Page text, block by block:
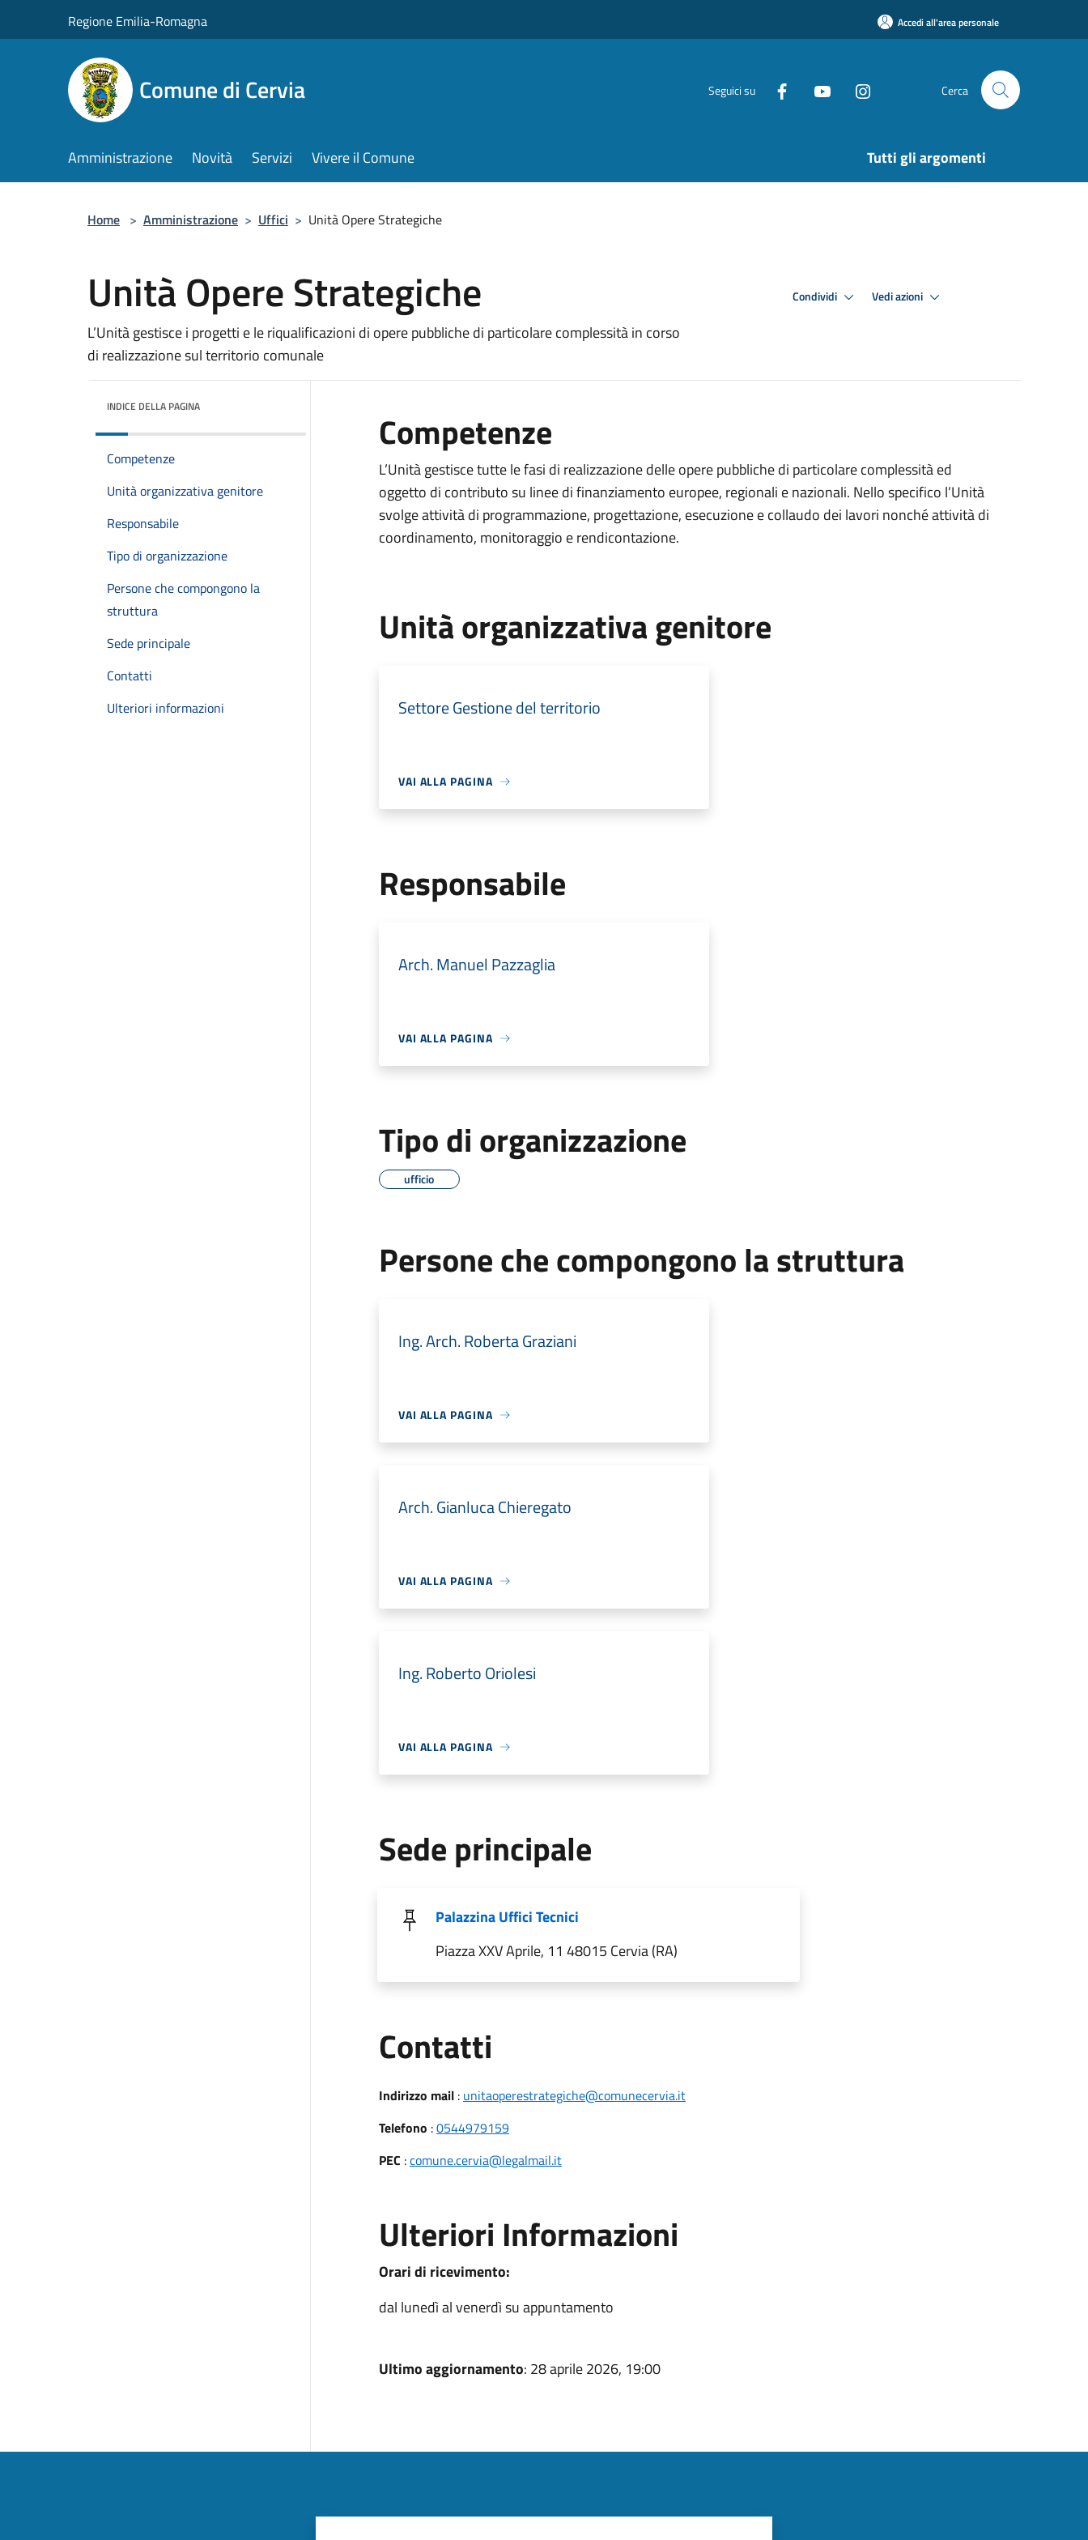
Regione Emilia-Romagna Accedi all'area personale
Comune di Cervia Seguici su Cerca
Amministrazione Novità Servizi Vivere il Comune Tutti gli argomenti
Home > Amministrazione > Uffici > Unità Opere Strategiche
Unità Opere Strategiche
L’Unità gestisce i progetti e le riqualificazioni di opere pubbliche di particolare complessità in corso
di realizzazione sul territorio comunale
Condividi Vedi azioni
INDICE DELLA PAGINA
Competenze
Unità organizzativa genitore
Responsabile
Tipo di organizzazione
Persone che compongono la
struttura
Sede principale
Contatti
Ulteriori informazioni
Competenze
L’Unità gestisce tutte le fasi di realizzazione delle opere pubbliche di particolare complessità ed
oggetto di contributo su linee di finanziamento europee, regionali e nazionali. Nello specifico l’Unità
svolge attività di programmazione, progettazione, esecuzione e collaudo dei lavori nonché attività di
coordinamento, monitoraggio e rendicontazione.
Unità organizzativa genitore
Settore Gestione del territorio
VAI ALLA PAGINA
Responsabile
Arch. Manuel Pazzaglia
VAI ALLA PAGINA
Tipo di organizzazione
ufficio
Persone che compongono la struttura
Ing. Arch. Roberta Graziani
VAI ALLA PAGINA
Arch. Gianluca Chieregato
VAI ALLA PAGINA
Ing. Roberto Oriolesi
VAI ALLA PAGINA
Sede principale
Palazzina Uffici Tecnici
Piazza XXV Aprile, 11 48015 Cervia (RA)
Contatti
Indirizzo mail: unitaoperestrategiche@comunecervia.it
Telefono :0544979159
PEC :comune.cervia@legalmail.it
Ulteriori Informazioni
Orari di ricevimento:
dal lunedì al venerdì su appuntamento
Ultimo aggiornamento: 28 aprile 2026, 19:00